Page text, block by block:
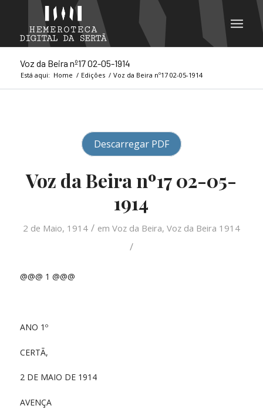
Voz da Beira nº17 02-05-1914
Está aqui: Home / Edições / Voz da Beira nº17 02-05-1914
Descarregar PDF
Voz da Beira nº17 02-05-
1914
2 de Maio, 1914 / em Voz da Beira, Voz da Beira 1914
/
@@@ 1 @@@
ANO 1º
CERTÃ,
2 DE MAIO DE 1914
AVENÇA